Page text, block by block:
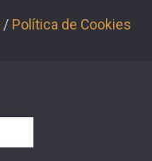
/ Política de Cookies